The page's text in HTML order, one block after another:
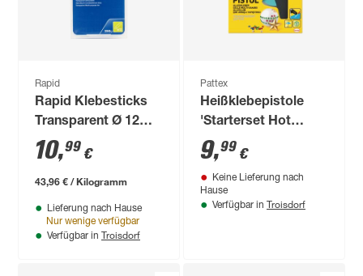
Rapid
Rapid Klebesticks
Transparent Ø 12
mm 250 g 14 Stück
10,99 €
43,96 € / Kilogramm
Lieferung nach Hause
Nur wenige verfügbar
Verfügbar in Troisdorf
Pattex
Heißklebepistole
'Starterset Hot
Pistol' mit 6 Hotmelt
Klebesticks
9,99 €
Keine Lieferung nach
Hause
Verfügbar in Troisdorf